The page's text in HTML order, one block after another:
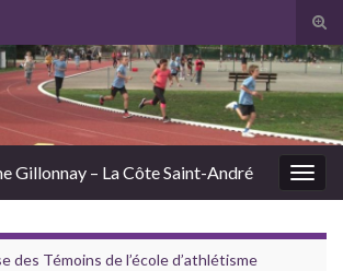
for:
Gillonnay – La Côte Saint-André
des Témoins de l’école d’athlétisme